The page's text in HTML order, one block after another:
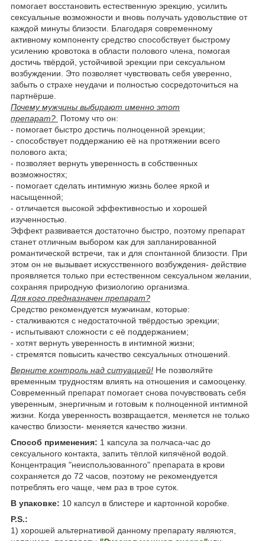
помогает восстановить естественную эрекцию, усилить
сексуальные возможности и вновь получать удовольствие от
каждой минуты близости. Благодаря современному
активному компоненту средство способствует быстрому
усилению кровотока в области полового члена, помогая
достичь твёрдой, устойчивой эрекции при сексуальном
возбуждении. Это позволяет чувствовать себя уверенно,
забыть о страхе неудачи и полностью сосредоточиться на
партнёрше.
Почему мужчины выбирают именно этот
препарат? Потому что он:
- помогает быстро достичь полноценной эрекции;
- способствует поддержанию её на протяжении всего
полового акта;
- позволяет вернуть уверенность в собственных
возможностях;
- помогает сделать интимную жизнь более яркой и
насыщенной;
- отличается высокой эффективностью и хорошей
изученностью.
Эффект развивается достаточно быстро, поэтому препарат
станет отличным выбором как для запланированной
романтической встречи, так и для спонтанной близости. При
этом он не вызывает искусственного возбуждения- действие
проявляется только при естественном сексуальном желании,
сохраняя природную физиологию организма.
Для кого предназначен препарат?
Средство рекомендуется мужчинам, которые:
- сталкиваются с недостаточной твёрдостью эрекции;
- испытывают сложности с её поддержанием;
- хотят вернуть уверенность в интимной жизни;
- стремятся повысить качество сексуальных отношений.
Верните контроль над ситуацией! Не позволяйте
временным трудностям влиять на отношения и самооценку.
Современный препарат помогает снова почувствовать себя
уверенным, энергичным и готовым к полноценной интимной
жизни. Когда уверенность возвращается, меняется не только
качество близости- меняется качество жизни.
Способ применения: 1 капсула за полчаса-час до
сексуального контакта, запить тёплой кипячёной водой.
Концентрация "неиспользованного" препарата в крови
сохраняется до 72 часов, поэтому не рекомендуется
потреблять его чаще, чем раз в трое суток.
В упаковке: 10 капсул в блистере и картонной коробке.
P.S.:
1) хорошей альтернативой данному препарату являются,